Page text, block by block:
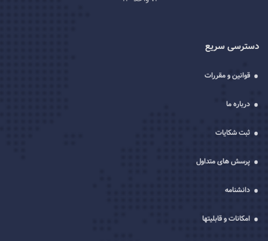
دسترسی سریع
قوانین و مقررات
درباره ما
ثبت شکایات
پرسش های متداول
دانشنامه
امکانات و قابلیتها